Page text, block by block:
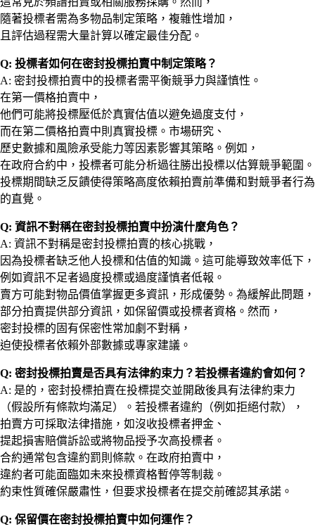
隨著投標者需為多物品制定策略，複雜性增加，
且評估過程需大量計算以確定最佳分配。
Q: 投標者如何在密封投標拍賣中制定策略？
A: 密封投標拍賣中的投標者需平衡競爭力與謹慎性。
在第一價格拍賣中，
他們可能將投標壓低於真實估值以避免過度支付，
而在第二價格拍賣中則真實投標。市場研究、
歷史數據和風險承受能力等因素影響其策略。例如，
在政府合約中，投標者可能分析過往勝出投標以估算競爭範圍。
投標期間缺乏反饋使得策略高度依賴拍賣前準備和對競爭者行為
的直覺。
Q: 資訊不對稱在密封投標拍賣中扮演什麼角色？
A: 資訊不對稱是密封投標拍賣的核心挑戰，
因為投標者缺乏他人投標和估值的知識。這可能導致效率低下，
例如資訊不足者過度投標或過度謹慎者低報。
賣方可能對物品價值掌握更多資訊，形成優勢。為緩解此問題，
部分拍賣提供部分資訊，如保留價或投標者資格。然而，
密封投標的固有保密性常加劇不對稱，
迫使投標者依賴外部數據或專家建議。
Q: 密封投標拍賣是否具有法律約束力？若投標者違約會如何？
A: 是的，密封投標拍賣在投標提交並開啟後具有法律約束力
（假設所有條款均滿足）。若投標者違約（例如拒絕付款），
拍賣方可採取法律措施，如沒收投標者押金、
提起損害賠償訴訟或將物品授予次高投標者。
合約通常包含違約罰則條款。在政府拍賣中，
違約者可能面臨如未來投標資格暫停等制裁。
約束性質確保嚴肅性，但要求投標者在提交前確認其承諾。
Q: 保留價在密封投標拍賣中如何運作？